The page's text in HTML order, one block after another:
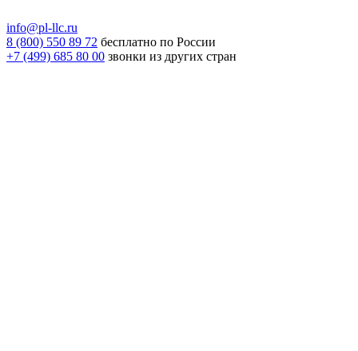
info@pl-llc.ru
8 (800) 550 89 72 бесплатно по России
+7 (499) 685 80 00 звонки из других стран